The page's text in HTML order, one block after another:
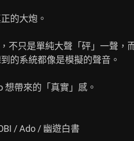
的大炮。
，不只是單純大聲「砰」一聲
的系統都像是模擬的聲音。
想帶來的「真實」感。
/ Ado / 幽遊白書